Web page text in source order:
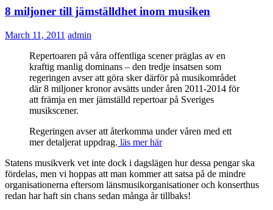
8 miljoner till jämställdhet inom musiken
March 11, 2011 admin
Repertoaren på våra offentliga scener präglas av en
kraftig manlig dominans – den tredje insatsen som
regeringen avser att göra sker därför på musikområdet
där 8 miljoner kronor avsätts under åren 2011-2014 för
att främja en mer jämställd repertoar på Sveriges
musikscener.
Regeringen avser att återkomma under våren med ett
mer detaljerat uppdrag. läs mer här
Statens musikverk vet inte dock i dagslägen hur dessa pengar ska
fördelas, men vi hoppas att man kommer att satsa på de mindre
organisationerna eftersom länsmusikorganisationer och konserthus
redan har haft sin chans sedan många år tillbaks!